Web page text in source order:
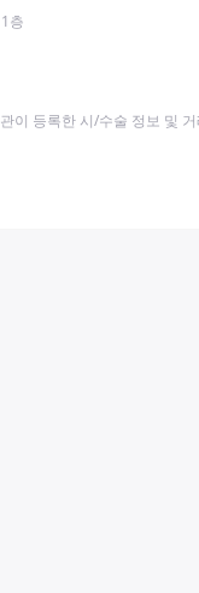
층
이 등록한 시/수술 정보 및